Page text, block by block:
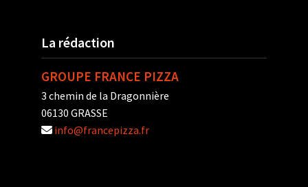
La rédaction
GROUPE FRANCE PIZZA
3 chemin de la Dragonnière
06130 GRASSE
info@francepizza.fr